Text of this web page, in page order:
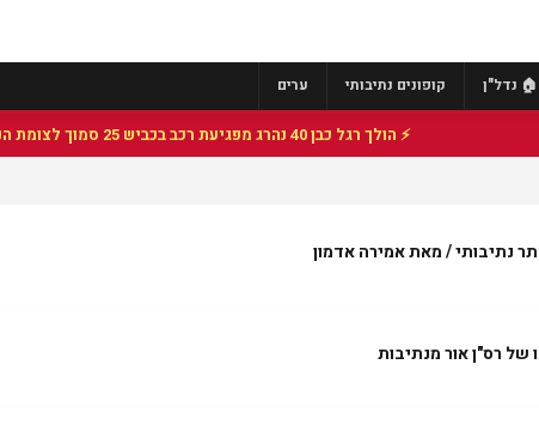
🏠 נדל"ן קופונים נתיבותי ערים
⚡ הולך רגל כבן 40 נהרג מפגיעת רכב בכביש 25 סמוך לצומת הנשיא, מתנדבי זק"א פועלו בזירה
נתיבותי / מאת אמירה אדמון
של רס"ן אור מנתיבות